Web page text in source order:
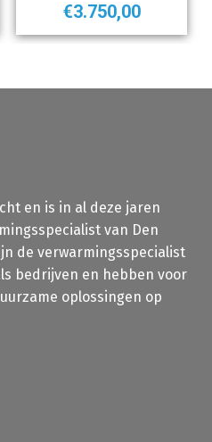
€3.750,00
en is in al deze jaren
van Den
de verwarmingsspecialist
bedrijven en hebben voor
oplossingen op